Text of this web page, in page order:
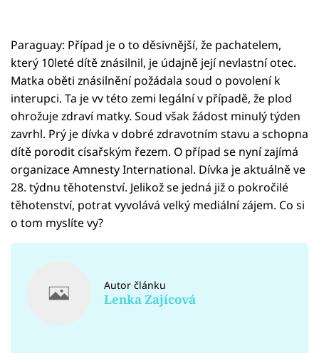
Paraguay: Případ je o to děsivnější, že pachatelem,
který 10leté dítě znásilnil, je údajně její nevlastní otec.
Matka oběti znásilnění požádala soud o povolení k
interupci. Ta je vv této zemi legální v případě, že plod
ohrožuje zdraví matky. Soud však žádost minulý týden
zavrhl. Prý je dívka v dobré zdravotním stavu a schopna
dítě porodit císařským řezem. O případ se nyní zajímá
organizace Amnesty International. Dívka je aktuálně ve
28. týdnu těhotenství. Jelikož se jedná již o pokročilé
těhotenství, potrat vyvolává velký mediální zájem. Co si
o tom myslíte vy?
Autor článku
Lenka Zajícová